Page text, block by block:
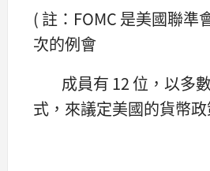
( 註：FOMC 是美國聯準
次的例會
成員有 12 位，以多
式，來議定美國的貨幣政